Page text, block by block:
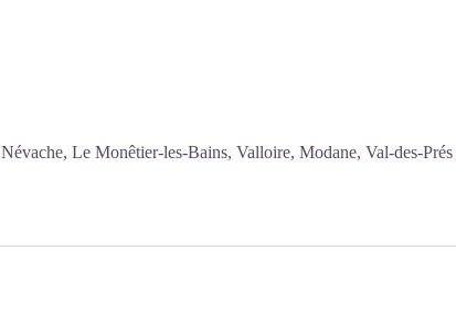
Névache, Le Monêtier-les-Bains, Valloire, Modane, Val-des-